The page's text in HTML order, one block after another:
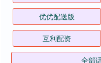
优优配送版
互利配资
全部